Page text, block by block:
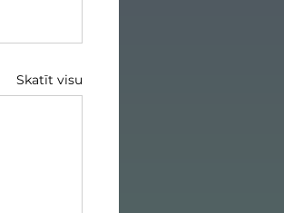
Skatīt visu